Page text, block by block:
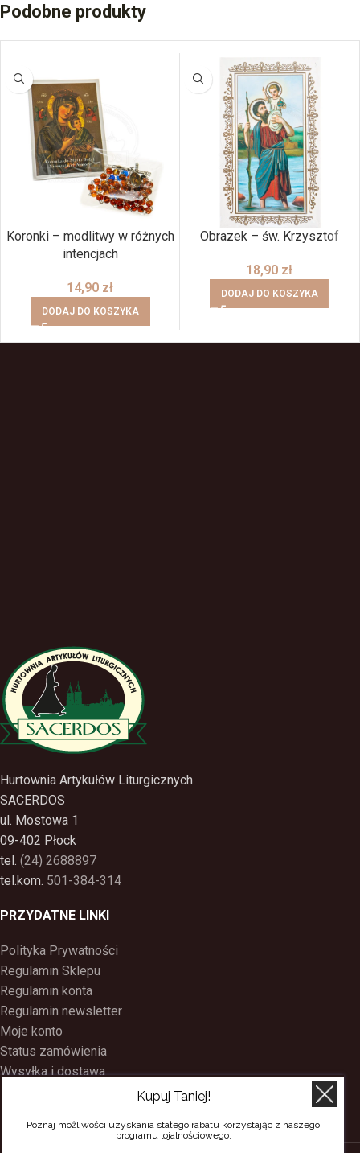
Podobne produkty
Koronki – modlitwy w różnych
intencjach
14,90 zł
DODAJ DO KOSZYKA
Obrazek – św. Krzysztof
18,90 zł
DODAJ DO KOSZYKA
Hurtownia Artykułów Liturgicznych
SACERDOS
ul. Mostowa 1
09-402 Płock
tel. (24) 2688897
tel.kom. 501-384-314
PRZYDATNE LINKI
Polityka Prywatności
Regulamin Sklepu
Regulamin konta
Regulamin newsletter
Moje konto
Status zamówienia
Wysyłka i dostawa
Program Lojalnościowy
Kupuj Taniej!
Poznaj możliwości uzyskania stałego rabatu korzystając z naszego
programu lojalnościowego.